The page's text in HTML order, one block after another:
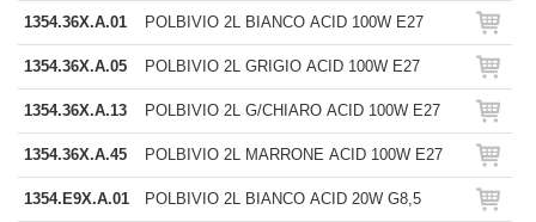
1354.36X.A.01 POLBIVIO 2L BIANCO ACID 100W E27
1354.36X.A.05 POLBIVIO 2L GRIGIO ACID 100W E27
1354.36X.A.13 POLBIVIO 2L G/CHIARO ACID 100W E27
1354.36X.A.45 POLBIVIO 2L MARRONE ACID 100W E27
1354.E9X.A.01 POLBIVIO 2L BIANCO ACID 20W G8,5